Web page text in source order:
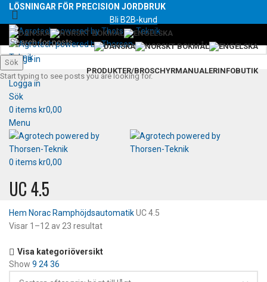
LÖSNINGAR FÖR PRECISION JORDBRUK
Bli B2B-kund
Logga in
PRODUKTER/BROSCHYRMANUALERINFOBUTIK
Logga in
Sök
0 items kr0,00
Menu
0 items kr0,00
UC 4.5
Hem Norac RamphöjdsautomatikUC 4.5
Visar 1–12 av 23 resultat
Visa kategoriöversikt
Show 9 2436
Sök
Start typing to see posts you are looking for.